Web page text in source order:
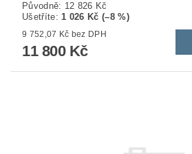
Původně: 12 826 Kč
Ušetříte:1 026 Kč (–8 %)
9 752,07 Kč bez DPH
11 800 Kč